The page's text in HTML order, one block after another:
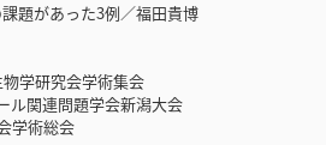
題があった3例／福田貴博
学研究会学術集会
関連問題学会新潟大会
学術総会